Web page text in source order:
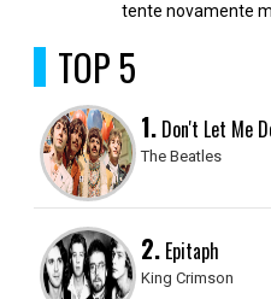
tente novamente
TOP 5
1. Don't Let Me
The Beatles
2. Epitaph
King Crimson